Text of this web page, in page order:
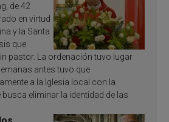
de 42
en virtud
y la Santa
que
pastor. La ordenación tuvo lugar
antes tuvo que
a la Iglesia local con la
eliminar la identidad de las